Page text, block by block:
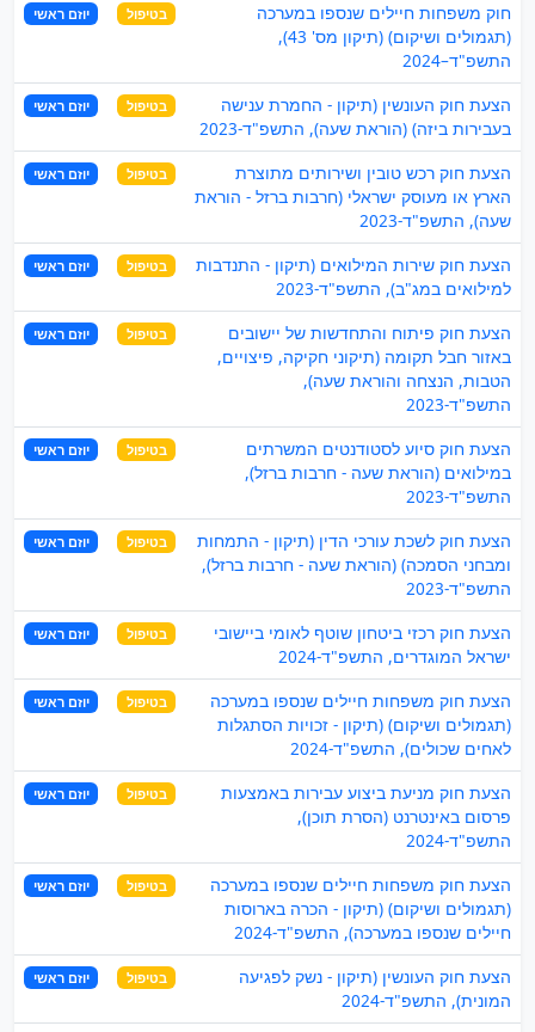
חוק משפחות חיילים שנספו במערכה
(תגמולים ושיקום) (תיקון מס' 43),
התשפ"ד–2024
בטיפול יוזם ראשי
הצעת חוק העונשין (תיקון - החמרת ענישה
בעבירות ביזה) (הוראת שעה), התשפ"ד-2023
בטיפול יוזם ראשי
הצעת חוק רכש טובין ושירותים מתוצרת
הארץ או מעוסק ישראלי (חרבות ברזל - הוראת
שעה), התשפ"ד-2023
בטיפול יוזם ראשי
הצעת חוק שירות המילואים (תיקון - התנדבות
למילואים במג"ב), התשפ"ד-2023
בטיפול יוזם ראשי
הצעת חוק פיתוח והתחדשות של יישובים
באזור חבל תקומה (תיקוני חקיקה, פיצויים,
הטבות, הנצחה והוראת שעה),
התשפ"ד-2023
בטיפול יוזם ראשי
הצעת חוק סיוע לסטודנטים המשרתים
במילואים (הוראת שעה - חרבות ברזל),
התשפ"ד-2023
בטיפול יוזם ראשי
הצעת חוק לשכת עורכי הדין (תיקון - התמחות
ומבחני הסמכה) (הוראת שעה - חרבות ברזל),
התשפ"ד-2023
בטיפול יוזם ראשי
הצעת חוק רכזי ביטחון שוטף לאומי ביישובי
ישראל המוגדרים, התשפ"ד-2024
בטיפול יוזם ראשי
הצעת חוק משפחות חיילים שנספו במערכה
(תגמולים ושיקום) (תיקון - זכויות הסתגלות
לאחים שכולים), התשפ"ד-2024
בטיפול יוזם ראשי
הצעת חוק מניעת ביצוע עבירות באמצעות
פרסום באינטרנט (הסרת תוכן),
התשפ"ד-2024
בטיפול יוזם ראשי
הצעת חוק משפחות חיילים שנספו במערכה
(תגמולים ושיקום) (תיקון - הכרה בארוסות
חיילים שנספו במערכה), התשפ"ד-2024
בטיפול יוזם ראשי
הצעת חוק העונשין (תיקון - נשק לפגיעה
המונית), התשפ"ד-2024
בטיפול יוזם ראשי